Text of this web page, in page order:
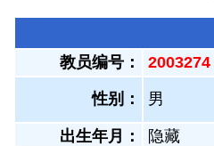
教员编号： 2003274
性别： 男
出生年月：
隐藏